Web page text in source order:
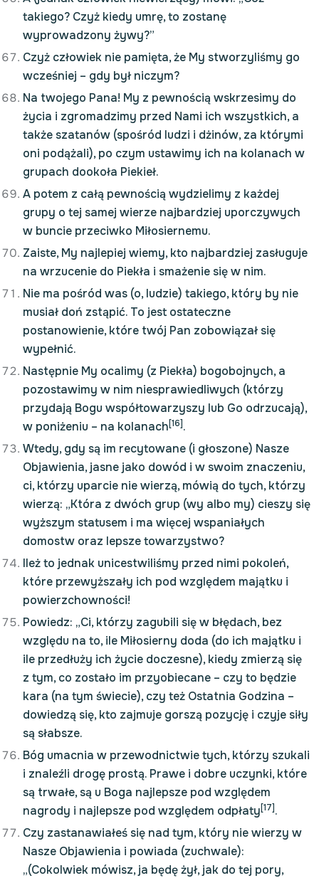
takiego? Czyż kiedy umrę, to zostanę
wyprowadzony żywy?”
Czyż człowiek nie pamięta, że My stworzyliśmy go
wcześniej – gdy był niczym?
Na twojego Pana! My z pewnością wskrzesimy do
życia i zgromadzimy przed Nami ich wszystkich, a
także szatanów (spośród ludzi i dżinów, za którymi
oni podążali), po czym ustawimy ich na kolanach w
grupach dookoła Piekieł.
A potem z całą pewnością wydzielimy z każdej
grupy o tej samej wierze najbardziej uporczywych
w buncie przeciwko Miłosiernemu.
Zaiste, My najlepiej wiemy, kto najbardziej zasługuje
na wrzucenie do Piekła i smażenie się w nim.
Nie ma pośród was (o, ludzie) takiego, który by nie
musiał doń zstąpić. To jest ostateczne
postanowienie, które twój Pan zobowiązał się
wypełnić.
Następnie My ocalimy (z Piekła) bogobojnych, a
pozostawimy w nim niesprawiedliwych (którzy
przydają Bogu współtowarzyszy lub Go odrzucają),
w poniżeniu – na kolanach[16].
Wtedy, gdy są im recytowane (i głoszone) Nasze
Objawienia, jasne jako dowód i w swoim znaczeniu,
ci, którzy uparcie nie wierzą, mówią do tych, którzy
wierzą: „Która z dwóch grup (wy albo my) cieszy się
wyższym statusem i ma więcej wspaniałych
domostw oraz lepsze towarzystwo?
Ileż to jednak unicestwiliśmy przed nimi pokoleń,
które przewyższały ich pod względem majątku i
powierzchowności!
Powiedz: „Ci, którzy zagubili się w błędach, bez
względu na to, ile Miłosierny doda (do ich majątku i
ile przedłuży ich życie doczesne), kiedy zmierzą się
z tym, co zostało im przyobiecane – czy to będzie
kara (na tym świecie), czy też Ostatnia Godzina –
dowiedzą się, kto zajmuje gorszą pozycję i czyje siły
są słabsze.
Bóg umacnia w przewodnictwie tych, którzy szukali
i znaleźli drogę prostą. Prawe i dobre uczynki, które
są trwałe, są u Boga najlepsze pod względem
nagrody i najlepsze pod względem odpłaty[17].
Czy zastanawiałeś się nad tym, który nie wierzy w
Nasze Objawienia i powiada (zuchwale):
„(Cokolwiek mówisz, ja będę żył, jak do tej pory,